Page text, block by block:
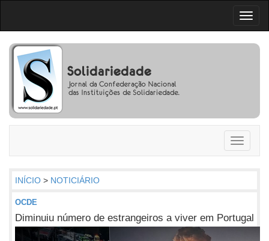
Toggle
INÍCIO > NOTICIÁRIO
OCDE
Diminuiu número de estrangeiros a viver em Portugal